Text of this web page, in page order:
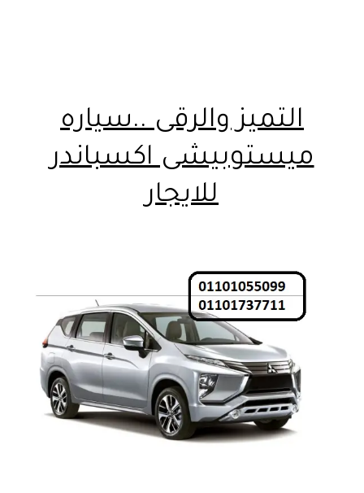
التميز والرقى ..سياره
ميستوبيشى اكسباندر
للايجار